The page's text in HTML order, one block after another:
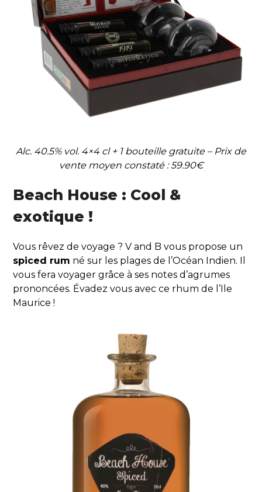
Alc. 40.5% vol. 4×4 cl + 1 bouteille gratuite – Prix de
vente moyen constaté : 59.90€
Beach House : Cool &
exotique !
Vous rêvez de voyage ? V and B vous propose un
spiced rum né sur les plages de l’Océan Indien. Il
vous fera voyager grâce à ses notes d’agrumes
prononcées. Évadez vous avec ce rhum de l’Ile
Maurice !